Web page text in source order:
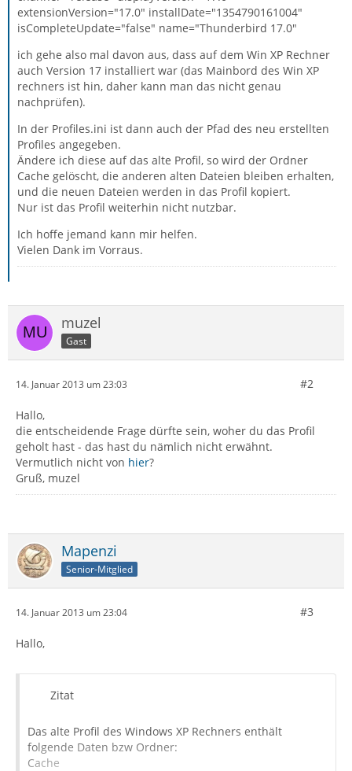
extensionVersion="17.0" installDate="1354790161004"
isCompleteUpdate="false" name="Thunderbird 17.0"
ich gehe also mal davon aus, dass auf dem Win XP Rechner
auch Version 17 installiert war (das Mainbord des Win XP
rechners ist hin, daher kann man das nicht genau
nachprüfen).
In der Profiles.ini ist dann auch der Pfad des neu erstellten
Profiles angegeben.
Ändere ich diese auf das alte Profil, so wird der Ordner
Cache gelöscht, die anderen alten Dateien bleiben erhalten,
und die neuen Dateien werden in das Profil kopiert.
Nur ist das Profil weiterhin nicht nutzbar.
Ich hoffe jemand kann mir helfen.
Vielen Dank im Vorraus.
muzel
Gast
14. Januar 2013 um 23:03 #2
Hallo,
die entscheidende Frage dürfte sein, woher du das Profil
geholt hast - das hast du nämlich nicht erwähnt.
Vermutlich nicht von hier?
Gruß, muzel
Mapenzi
Senior-Mitglied
14. Januar 2013 um 23:04 #3
Hallo,
Zitat
Das alte Profil des Windows XP Rechners enthält
folgende Daten bzw Ordner:
Cache